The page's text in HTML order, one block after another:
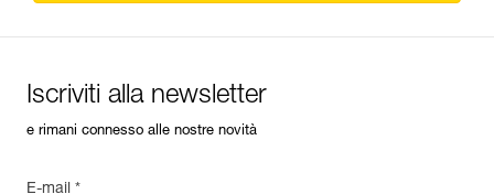
Iscriviti alla newsletter
e rimani connesso alle nostre novità
E-mail *